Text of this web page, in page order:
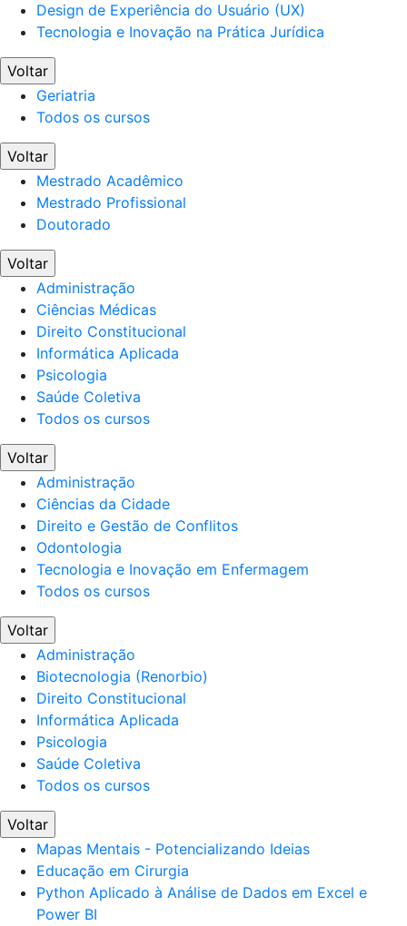
Design de Experiência do Usuário (UX)
Tecnologia e Inovação na Prática Jurídica
Voltar
Geriatria
Todos os cursos
Voltar
Mestrado Acadêmico
Mestrado Profissional
Doutorado
Voltar
Administração
Ciências Médicas
Direito Constitucional
Informática Aplicada
Psicologia
Saúde Coletiva
Todos os cursos
Voltar
Administração
Ciências da Cidade
Direito e Gestão de Conflitos
Odontologia
Tecnologia e Inovação em Enfermagem
Todos os cursos
Voltar
Administração
Biotecnologia (Renorbio)
Direito Constitucional
Informática Aplicada
Psicologia
Saúde Coletiva
Todos os cursos
Voltar
Mapas Mentais - Potencializando Ideias
Educação em Cirurgia
Python Aplicado à Análise de Dados em Excel e
Power BI